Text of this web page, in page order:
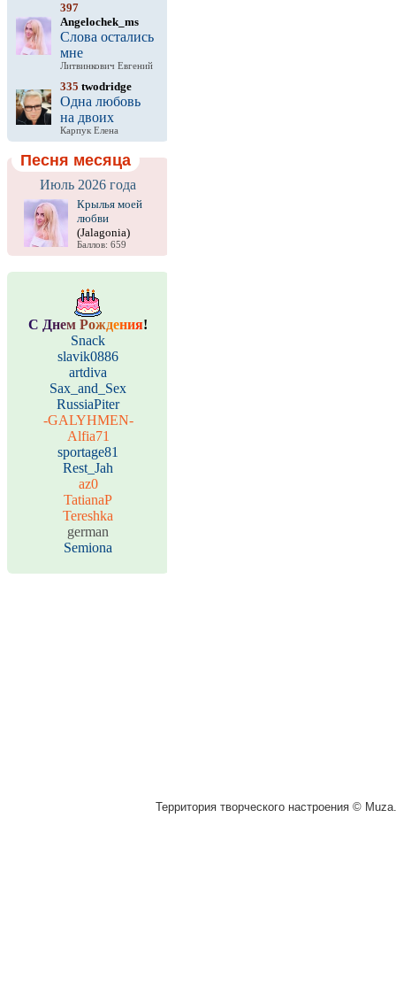
397
Angelochek_ms
Слова остались
мне
Литвинкович Евгений
335 twodridge
Одна любовь
на двоих
Карпук Елена
Песня месяца
Июль 2026 года
Крылья моей
любви
(Jalagonia)
Баллов: 659
С Днем Рождения!
Snack
slavik0886
artdiva
Sax_and_Sex
RussiaPiter
-GALYHMEN-
Alfia71
sportage81
Rest_Jah
az0
TatianaP
Tereshka
german
Semiona
Территория творческого настроения ©